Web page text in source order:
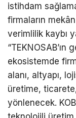
istihdam
firmaların
verimlilik kaybı
ekosistemde
alanı, altyapı,
üretime,
yönlenecek.